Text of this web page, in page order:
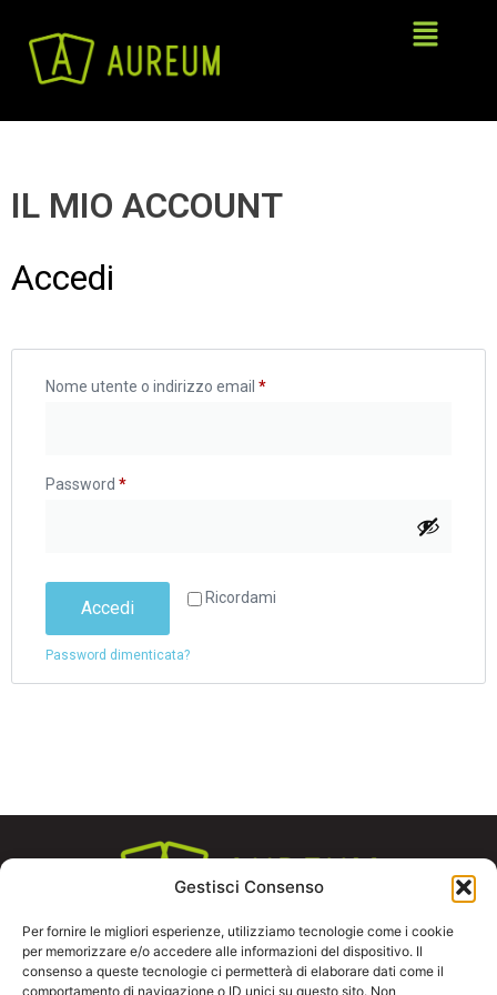
Gestisci Consenso
Per fornire le migliori esperienze, utilizziamo tecnologie come i cookie
per memorizzare e/o accedere alle informazioni del dispositivo. Il
consenso a queste tecnologie ci permetterà di elaborare dati come il
comportamento di navigazione o ID unici su questo sito. Non
IL MIO ACCOUNT
Accedi
Nome utente o indirizzo email *
Password *
Ricordami
Accedi
Password dimenticata?
Contatti
+39 333 855 1431